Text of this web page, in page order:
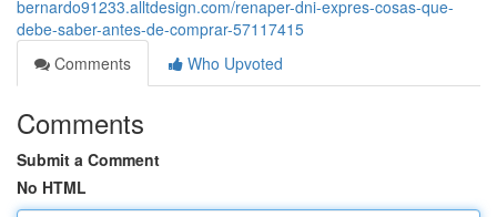
bernardo91233.alltdesign.com/renaper-dni-expres-cosas-que-
debe-saber-antes-de-comprar-57117415
Comments
Who Upvoted
Comments
Submit a Comment
No HTML